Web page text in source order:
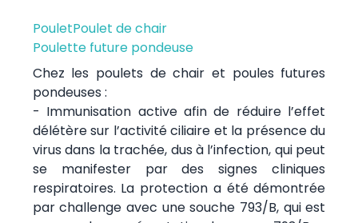
PouletPoulet de chair
Poulette future pondeuse
Chez les poulets de chair et poules futures
pondeuses :
- Immunisation active afin de réduire l’effet
délétère sur l’activité ciliaire et la présence du
virus dans la trachée, dus à l’infection, qui peut
se manifester par des signes cliniques
respiratoires. La protection a été démontrée
par challenge avec une souche 793/B, qui est